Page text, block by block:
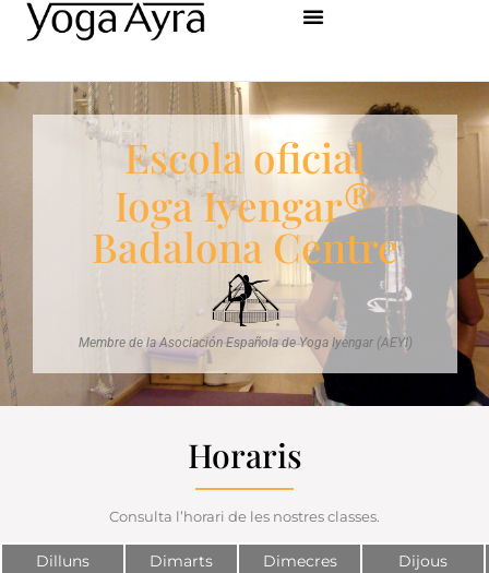
contingut
Escola oficial
Ioga Iyengar®
Badalona Centre
Membre de la Asociación Española de Yoga Iyengar (AEYI)
Horaris
Consulta l’horari de les nostres classes.
Dilluns Dimarts Dimecres Dijous